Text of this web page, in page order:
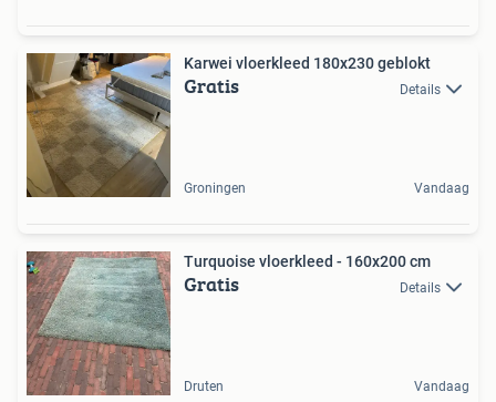
Karwei vloerkleed 180x230 geblokt
Gratis Details
Groningen Vandaag
Turquoise vloerkleed - 160x200 cm
Gratis Details
Druten Vandaag